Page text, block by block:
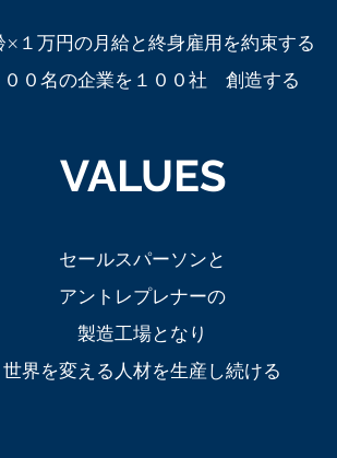
×１万円の月給と終身雇用を約束する
００名の企業を１００社 創造する
VALUES
セールスパーソンと
アントレプレナーの
製造工場となり
世界を変える人材を生産し続ける